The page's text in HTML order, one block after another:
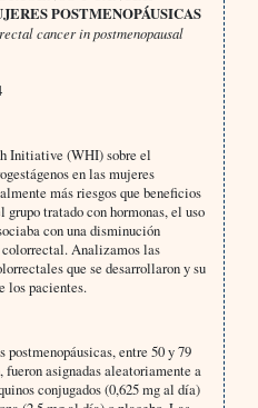
POSTMENOPÁUSICAS
cancer in postmenopausal
Initiative (WHI) sobre el
en las mujeres
más riesgos que beneficios
tratado con hormonas, el uso
con una disminución
Analizamos las
que se desarrollaron y su
los pacientes.
entre 50 y 79
asignadas aleatoriamente a
conjugados (0,625 mg al día)